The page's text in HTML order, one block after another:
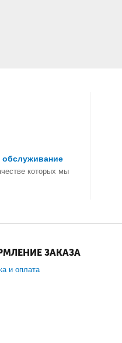
обслуживание
которых мы
ЗАКАЗА
и оплата